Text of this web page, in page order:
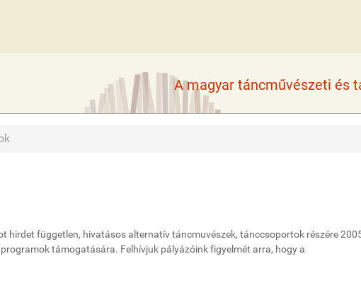
A magyar táncművészeti és
hirdet független, hivatásos alternatív táncmuvészek, tánccsoportok részére
támogatására. Felhívjuk pályázóink figyelmét arra, hogy a